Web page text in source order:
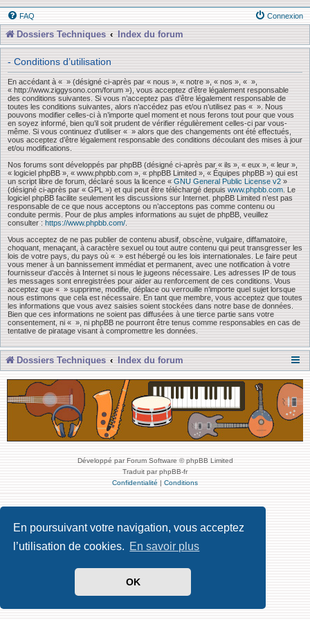
En poursuivant votre navigation, vous acceptez
l’utilisation de cookies. En savoir plus
OK
FAQ Connexion
Dossiers Techniques Index du forum
- Conditions d’utilisation
En accédant à « » (désigné ci-après par « nous », « notre », « nos », « »,
« http://www.ziggysono.com/forum »), vous acceptez d’être légalement responsable
des conditions suivantes. Si vous n’acceptez pas d’être légalement responsable de
toutes les conditions suivantes, alors n’accédez pas et/ou n’utilisez pas « ». Nous
pouvons modifier celles-ci à n’importe quel moment et nous ferons tout pour que vous
en soyez informé, bien qu’il soit prudent de vérifier régulièrement celles-ci par vous-
même. Si vous continuez d’utiliser « » alors que des changements ont été effectués,
vous acceptez d’être légalement responsable des conditions découlant des mises à jour
et/ou modifications.
Nos forums sont développés par phpBB (désigné ci-après par « ils », « eux », « leur »,
« logiciel phpBB », « www.phpbb.com », « phpBB Limited », « Équipes phpBB ») qui est
un script libre de forum, déclaré sous la licence « GNU General Public License v2 »
(désigné ci-après par « GPL ») et qui peut être téléchargé depuis www.phpbb.com . Le
logiciel phpBB facilite seulement les discussions sur Internet. phpBB Limited n’est pas
responsable de ce que nous acceptons ou n’acceptons pas comme contenu ou
conduite permis. Pour de plus amples informations au sujet de phpBB, veuillez
consulter : https://www.phpbb.com/
Vous acceptez de ne pas publier de contenu abusif, obscène, vulgaire, diffamatoire,
choquant, menaçant, à caractère sexuel ou tout autre contenu qui peut transgresser les
lois de votre pays, du pays où « » est hébergé ou les lois internationales. Le faire peut
vous mener à un bannissement immédiat et permanent, avec une notification à votre
fournisseur d’accès à Internet si nous le jugeons nécessaire. Les adresses IP de tous
les messages sont enregistrées pour aider au renforcement de ces conditions. Vous
acceptez que « » supprime, modifie, déplace ou verrouille n’importe quel sujet lorsque
nous estimons que cela est nécessaire. En tant que membre, vous acceptez que toutes
les informations que vous avez saisies soient stockées dans notre base de données.
Bien que ces informations ne soient pas diffusées à une tierce partie sans votre
consentement, ni « », ni phpBB ne pourront être tenus comme responsables en cas de
tentative de piratage visant à compromettre les données.
Dossiers Techniques Index du forum
Développé par Forum Software © phpBB Limited
Traduit par phpBB-fr
Confidentialité | Conditions